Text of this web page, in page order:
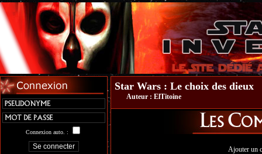
Connexion auto. :
Star Wars : Le choix des dieux
Auteur : ElTitoine
Ajouter un